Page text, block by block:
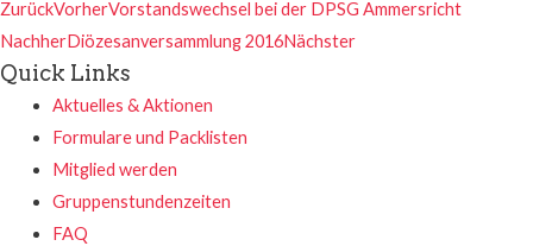
ZurückVorherVorstandswechsel bei der DPSG Ammersricht
NachherDiözesanversammlung 2016Nächster
Quick Links
Aktuelles & Aktionen
Formulare und Packlisten
Mitglied werden
Gruppenstundenzeiten
FAQ